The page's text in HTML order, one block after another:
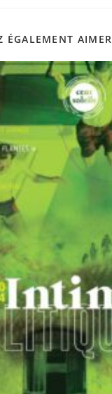
ÉGALEMENT AIMER